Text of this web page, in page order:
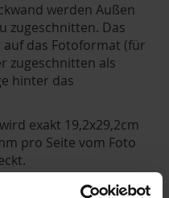
werden Außen
zugeschnitten. Das
das Fotoformat (für
zugeschnitten als
hinter das
exakt 19,2x29,2cm
pro Seite vom Foto
Passepartout und